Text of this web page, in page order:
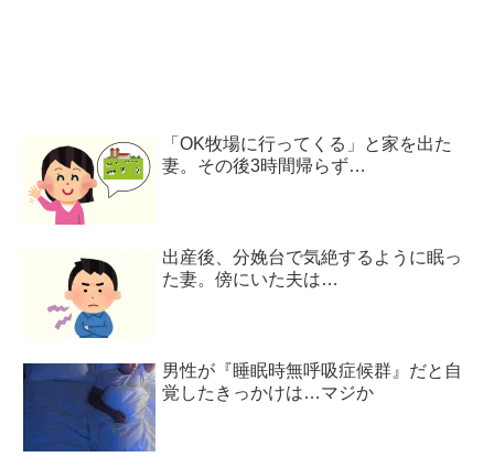
「OK牧場に行ってくる」と家を出た
妻。その後3時間帰らず…
出産後、分娩台で気絶するように眠っ
た妻。傍にいた夫は…
男性が『睡眠時無呼吸症候群』だと自
覚したきっかけは…マジか